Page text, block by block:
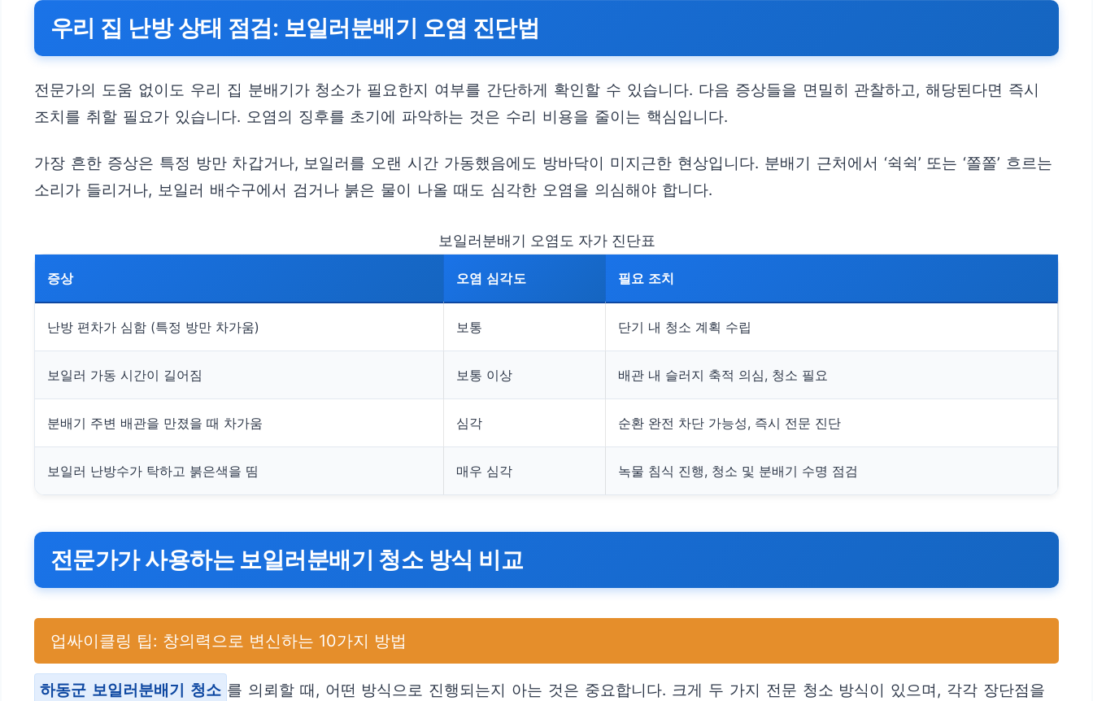
우리 집 난방 상태 점검: 보일러분배기 오염 진단법
전문가의 도움 없이도 우리 집 분배기가 청소가 필요한지 여부를 간단하게 확인할 수 있습니다. 다음 증상들을 면밀히 관찰하고, 해당된다면 즉시
조치를 취할 필요가 있습니다. 오염의 징후를 초기에 파악하는 것은 수리 비용을 줄이는 핵심입니다.
가장 흔한 증상은 특정 방만 차갑거나, 보일러를 오랜 시간 가동했음에도 방바닥이 미지근한 현상입니다. 분배기 근처에서 ‘쉭쉭’ 또는 ‘쫄쫄’ 흐르는
소리가 들리거나, 보일러 배수구에서 검거나 붉은 물이 나올 때도 심각한 오염을 의심해야 합니다.
보일러분배기 오염도 자가 진단표
증상 오염 심각도 필요 조치
난방 편차가 심함 (특정 방만 차가움) 보통 단기 내 청소 계획 수립
보일러 가동 시간이 길어짐 보통 이상 배관 내 슬러지 축적 의심, 청소 필요
분배기 주변 배관을 만졌을 때 차가움 심각 순환 완전 차단 가능성, 즉시 전문 진단
보일러 난방수가 탁하고 붉은색을 띰 매우 심각 녹물 침식 진행, 청소 및 분배기 수명 점검
전문가가 사용하는 보일러분배기 청소 방식 비교
업싸이클링 팁: 창의력으로 변신하는 10가지 방법
하동군 보일러분배기 청소 를 의뢰할 때, 어떤 방식으로 진행되는지 아는 것은 중요합니다. 크게 두 가지 전문 청소 방식이 있으며, 각각 장단점을